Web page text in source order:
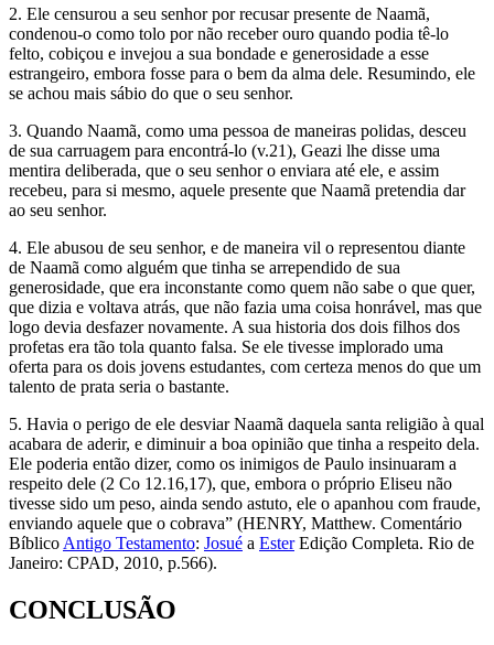
2. Ele censurou a seu senhor por recusar presente de Naamã,
condenou-o como tolo por não receber ouro quando podia tê-lo
felto, cobiçou e invejou a sua bondade e generosidade a esse
estrangeiro, embora fosse para o bem da alma dele. Resumindo, ele
se achou mais sábio do que o seu senhor.
3. Quando Naamã, como uma pessoa de maneiras polidas, desceu
de sua carruagem para encontrá-lo (v.21), Geazi lhe disse uma
mentira deliberada, que o seu senhor o enviara até ele, e assim
recebeu, para si mesmo, aquele presente que Naamã pretendia dar
ao seu senhor.
4. Ele abusou de seu senhor, e de maneira vil o representou diante
de Naamã como alguém que tinha se arrependido de sua
generosidade, que era inconstante como quem não sabe o que quer,
que dizia e voltava atrás, que não fazia uma coisa honrável, mas que
logo devia desfazer novamente. A sua historia dos dois filhos dos
profetas era tão tola quanto falsa. Se ele tivesse implorado uma
oferta para os dois jovens estudantes, com certeza menos do que um
talento de prata seria o bastante.
5. Havia o perigo de ele desviar Naamã daquela santa religião à qual
acabara de aderir, e diminuir a boa opinião que tinha a respeito dela.
Ele poderia então dizer, como os inimigos de Paulo insinuaram a
respeito dele (2 Co 12.16,17), que, embora o próprio Eliseu não
tivesse sido um peso, ainda sendo astuto, ele o apanhou com fraude,
enviando aquele que o cobrava” (HENRY, Matthew. Comentário
Bíblico Antigo Testamento: Josué a EsterEdição Completa. Rio de
Janeiro: CPAD, 2010, p.566).
CONCLUSÃO